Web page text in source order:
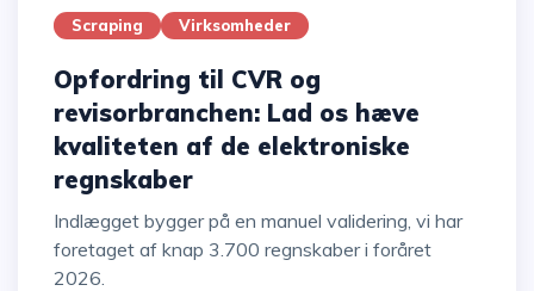
Scraping Virksomheder
Opfordring til CVR og
revisorbranchen: Lad os hæve
kvaliteten af de elektroniske
regnskaber
Indlægget bygger på en manuel validering, vi har
foretaget af knap 3.700 regnskaber i foråret
2026.